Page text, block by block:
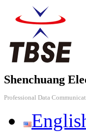
Shenchuang
Professional Data